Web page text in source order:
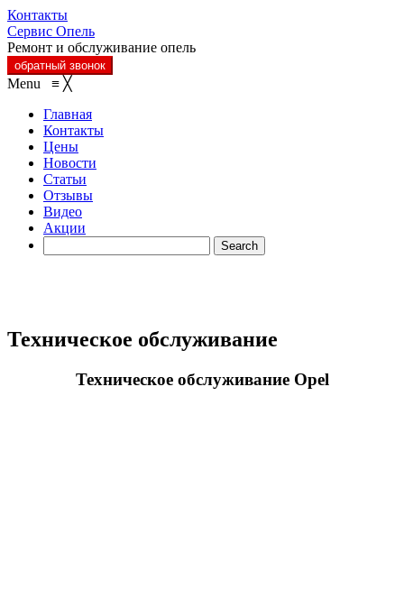
Контакты
Сервис Опель
Ремонт и обслуживание опель
обратный звонок
Menu ≡ ╳
Главная
Контакты
Цены
Новости
Статьи
Отзывы
Видео
Акции
Техническое обслуживание
Техническое обслуживание Opel